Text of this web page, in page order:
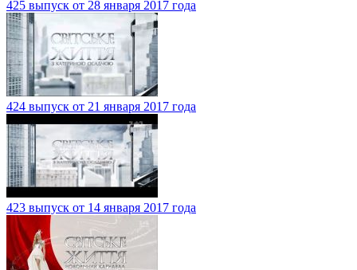
425 выпуск от 28 января 2017 года
424 выпуск от 21 января 2017 года
423 выпуск от 14 января 2017 года